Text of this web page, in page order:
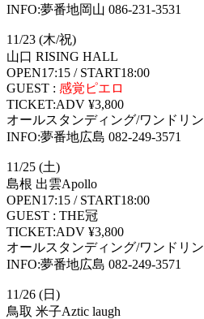
INFO:夢番地岡山 086-231-3531
11/23 (木/祝)
山口 RISING HALL
OPEN17:15 / START18:00
GUEST : 感覚ピエロ
TICKET:ADV ¥3,800
オールスタンディング/ワンドリン
INFO:夢番地広島 082-249-3571
11/25 (土)
島根 出雲Apollo
OPEN17:15 / START18:00
GUEST : THE冠
TICKET:ADV ¥3,800
オールスタンディング/ワンドリン
INFO:夢番地広島 082-249-3571
11/26 (日)
鳥取 米子Aztic laugh